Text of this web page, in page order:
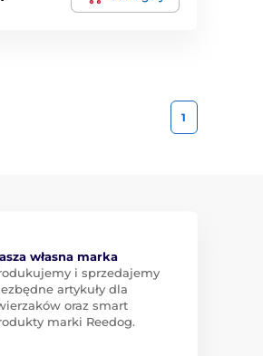
1
własna marka
i sprzedajemy
artykuły dla
oraz smart
marki Reedog.